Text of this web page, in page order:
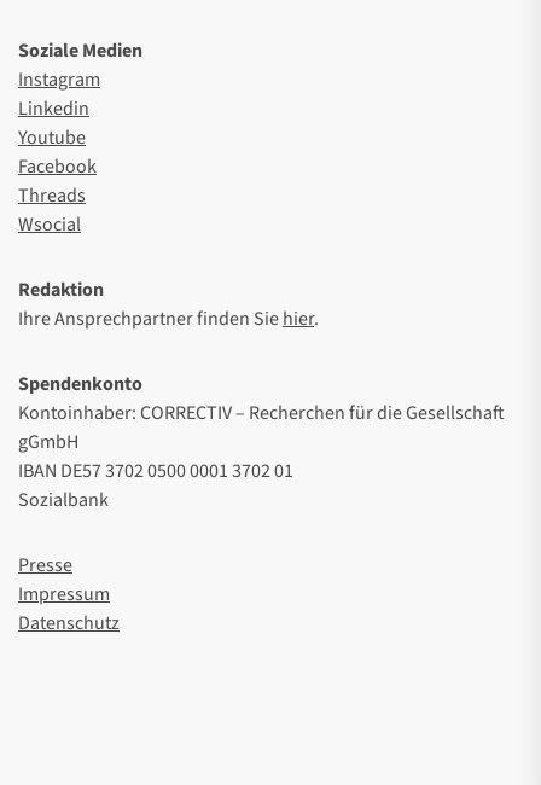
Soziale Medien
Instagram
Linkedin
Youtube
Facebook
Threads
Wsocial
Redaktion
Ihre Ansprechpartner finden Siehier.
Spendenkonto
Kontoinhaber: CORRECTIV – Recherchen für die Gesellschaft
gGmbH
IBAN DE57 3702 0500 0001 3702 01
Sozialbank
Presse
Impressum
Datenschutz